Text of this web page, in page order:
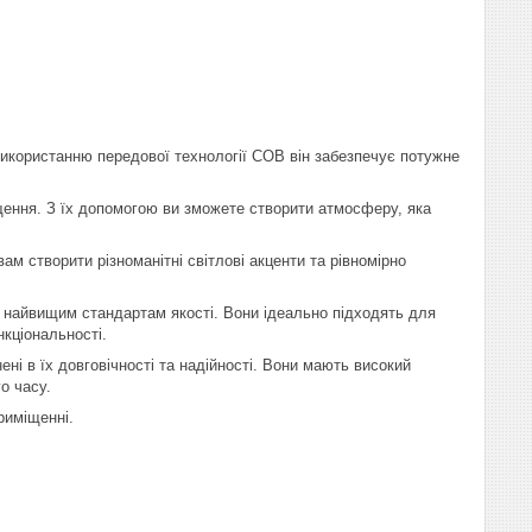
передової технології COB він забезпечує потужне
З їх допомогою ви зможете створити атмосферу, яка
різноманітні світлові акценти та рівномірно
найвищим стандартам якості. Вони ідеально підходять для
в їх довговічності та надійності. Вони мають високий
часу.